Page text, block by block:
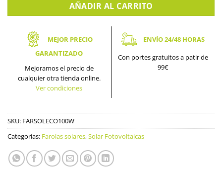
AÑADIR AL CARRITO
MEJOR PRECIO
GARANTIZADO
Mejoramos el precio de
cualquier otra tienda online.
Ver condiciones
ENVÍO 24/48 HORAS
Con portes gratuitos a patir de
99€
SKU: FARSOLECO100W
Categorías: Farolas solares,Solar Fotovoltaicas